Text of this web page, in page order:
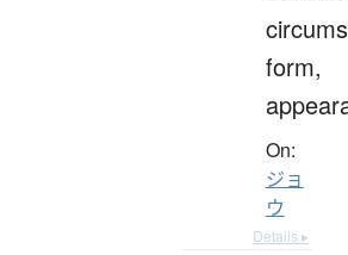
form,
On:
ジョ
ウ
Details ▸